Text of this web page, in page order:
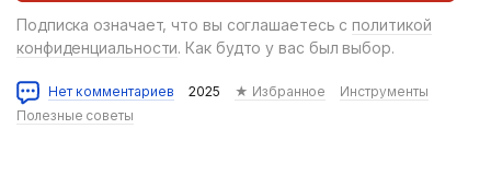
Подписка означает, что вы соглашаетесь с политикой
конфиденциальности. Как будто у вас был выбор.
Нет комментариев 2025 ★ Избранное
Инструменты
Полезные советы